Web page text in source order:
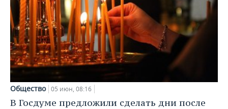
Общество 05 июн, 08:16
В Госдуме предложили сделать дни после